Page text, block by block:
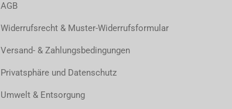
AGB
Widerrufsrecht & Muster-Widerrufsformular
Versand- & Zahlungsbedingungen
Privatsphäre und Datenschutz
Umwelt & Entsorgung